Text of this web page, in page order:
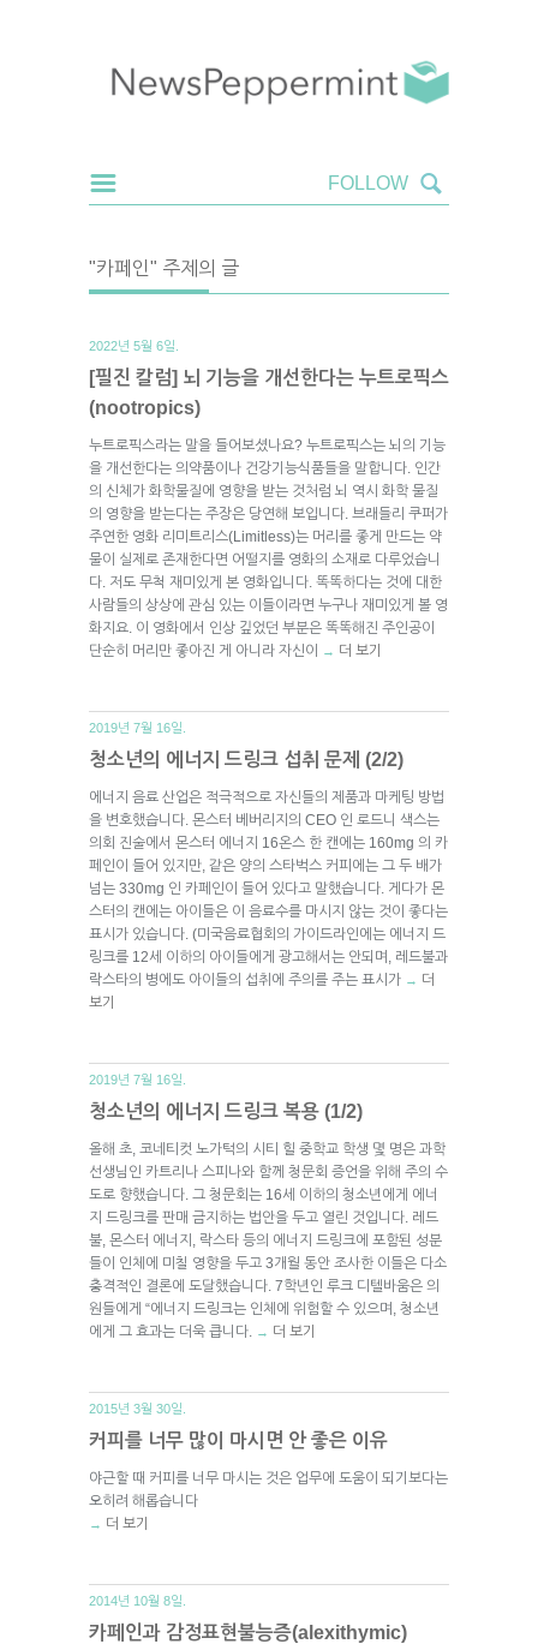
"카페인" 주제의 글
2022년 5월 6일.
[필진 칼럼] 뇌 기능을 개선한다는 누트로픽스
(nootropics)
누트로픽스라는 말을 들어보셨나요? 누트로픽스는 뇌의 기능
을 개선한다는 의약품이나 건강기능식품들을 말합니다. 인간
의 신체가 화학물질에 영향을 받는 것처럼 뇌 역시 화학 물질
의 영향을 받는다는 주장은 당연해 보입니다. 브래들리 쿠퍼가
주연한 영화 리미트리스(Limitless)는 머리를 좋게 만드는 약
물이 실제로 존재한다면 어떨지를 영화의 소재로 다루었습니
다. 저도 무척 재미있게 본 영화입니다. 똑똑하다는 것에 대한
사람들의 상상에 관심 있는 이들이라면 누구나 재미있게 볼 영
화지요. 이 영화에서 인상 깊었던 부분은 똑똑해진 주인공이
단순히 머리만 좋아진 게 아니라 자신이
→ 더 보기
2019년 7월 16일.
청소년의 에너지 드링크 섭취 문제 (2/2)
에너지 음료 산업은 적극적으로 자신들의 제품과 마케팅 방법
을 변호했습니다. 몬스터 베버리지의 CEO 인 로드니 색스는
의회 진술에서 몬스터 에너지 16온스 한 캔에는 160mg 의 카
페인이 들어 있지만, 같은 양의 스타벅스 커피에는 그 두 배가
넘는 330mg 인 카페인이 들어 있다고 말했습니다. 게다가 몬
스터의 캔에는 아이들은 이 음료수를 마시지 않는 것이 좋다는
표시가 있습니다. (미국음료협회의 가이드라인에는 에너지 드
링크를 12세 이하의 아이들에게 광고해서는 안되며, 레드불과
락스타의 병에도 아이들의 섭취에 주의를 주는 표시가 → 더
보기
2019년 7월 16일.
청소년의 에너지 드링크 복용 (1/2)
올해 초, 코네티컷 노가턱의 시티 힐 중학교 학생 몇 명은 과학
선생님인 카트리나 스피나와 함께 청문회 증언을 위해 주의 수
도로 향했습니다. 그 청문회는 16세 이하의 청소년에게 에너
지 드링크를 판매 금지하는 법안을 두고 열린 것입니다. 레드
불, 몬스터 에너지, 락스타 등의 에너지 드링크에 포함된 성분
들이 인체에 미칠 영향을 두고 3개월 동안 조사한 이들은 다소
충격적인 결론에 도달했습니다. 7학년인 루크 디텔바움은 의
원들에게 “에너지 드링크는 인체에 위험할 수 있으며, 청소년
에게 그 효과는 더욱 큽니다.
→ 더 보기
2015년 3월 30일.
커피를 너무 많이 마시면 안 좋은 이유
야근할 때 커피를 너무 마시는 것은 업무에 도움이 되기보다는
오히려 해롭습니다
→ 더 보기
2014년 10월 8일.
카페인과 감정표현불능증(alexithymic)